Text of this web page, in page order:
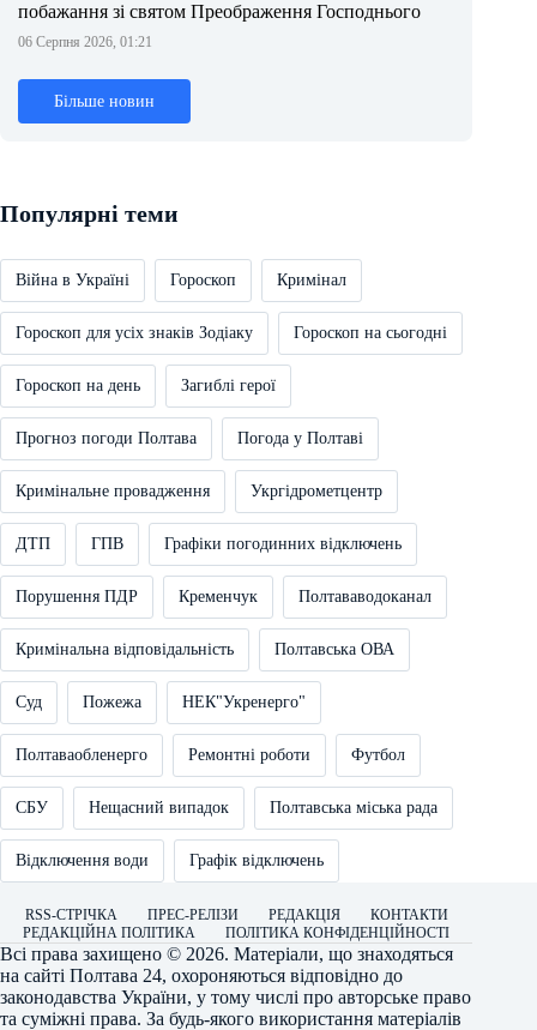
побажання зі святом Преображення Господнього
06 Серпня 2026, 01:21
Більше новин
Популярні теми
Війна в Україні Гороскоп Кримінал
Гороскоп для усіх знаків Зодіаку Гороскоп на сьогодні
Гороскоп на день Загиблі герої
Прогноз погоди Полтава Погода у Полтаві
Кримінальне провадження Укргідрометцентр
ДТП ГПВ Графіки погодинних відключень
Порушення ПДР Кременчук Полтававодоканал
Кримінальна відповідальність Полтавська ОВА
Суд Пожежа НЕК"Укренерго"
Полтаваобленерго Ремонтні роботи Футбол
СБУ Нещасний випадок Полтавська міська рада
Відключення води Графік відключень
RSS-СТРІЧКА ПРЕС-РЕЛІЗИ РЕДАКЦІЯ
КОНТАКТИ
РЕДАКЦІЙНА ПОЛІТИКА
ПОЛІТИКА КОНФІДЕНЦІЙНОСТІ
Всі права захищено © 2026. Матеріали, що знаходяться
на сайті Полтава 24, охороняються відповідно до
законодавства України, у тому числі про авторське право
та суміжні права. За будь-якого використання матеріалів